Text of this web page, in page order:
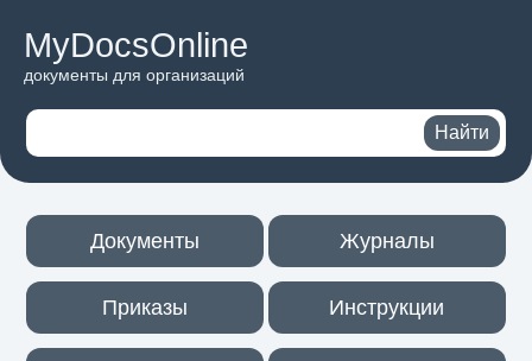
MyDocsOnline
документы для организаций
Найти
Документы Журналы
Приказы Инструкции